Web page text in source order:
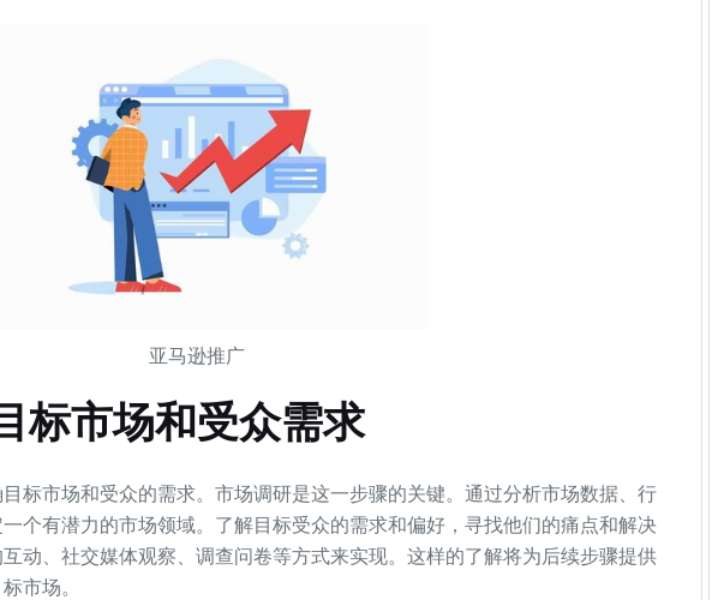
亚马逊推广
标市场和受众需求
标市场和受众的需求。市场调研是这一步骤的关键。通过分析市场数据、行
个有潜力的市场领域。了解目标受众的需求和偏好，寻找他们的痛点和解决
动、社交媒体观察、调查问卷等方式来实现。这样的了解将为后续步骤提供
市场。